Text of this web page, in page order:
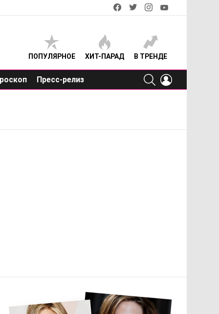
facebooktwitterinstagram
ПОПУЛЯРНОЕ ХИТ-ПАРАД В ТРЕНДЕ
Пресс-релиз
SEARCH